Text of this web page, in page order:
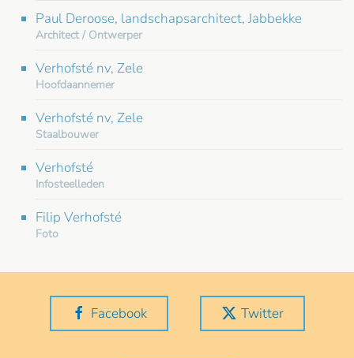
Paul Deroose, landschapsarchitect, Jabbekke
Architect / Ontwerper
Verhofsté nv, Zele
Hoofdaannemer
Verhofsté nv, Zele
Staalbouwer
Verhofsté
Infosteelleden
Filip Verhofsté
Foto
Facebook Twitter